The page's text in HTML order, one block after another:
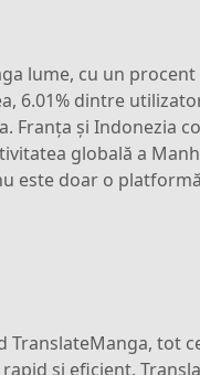
lume, cu un
6.01% dintre
și Indonezia
globală a
este doar o
tot
și eficient.